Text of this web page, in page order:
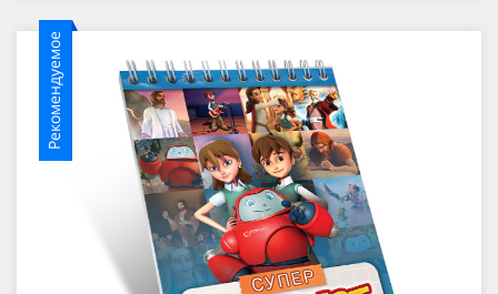
Рекомендуемое